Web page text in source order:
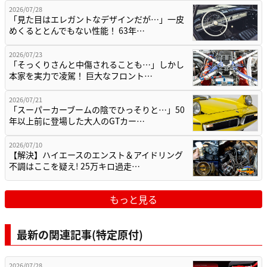
2026/07/28
「見た目はエレガントなデザインだが…」一皮
めくるととんでもない性能！ 63年…
2026/07/23
「そっくりさんと中傷されることも…」しかし
本家を実力で凌駕！ 巨大なフロント…
2026/07/21
「スーパーカーブームの陰でひっそりと…」50
年以上前に登場した大人のGTカー…
2026/07/10
【解決】ハイエースのエンスト＆アイドリング
不調はここを疑え! 25万キロ過走…
もっと見る
最新の関連記事(特定原付)